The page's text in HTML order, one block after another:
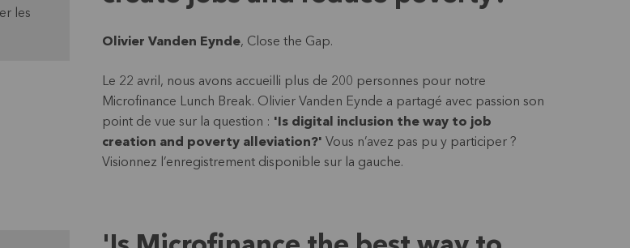
les
Olivier Vanden Eynde, Close the Gap.
Le 22 avril, nous avons accueilli plus de 200 personnes pour notre
Microfinance Lunch Break. Olivier Vanden Eynde a partagé avec passion son
point de vue sur la question : 'Is digital inclusion the way to job
creation and poverty alleviation?' Vous n’avez pas pu y participer ?
Visionnez l’enregistrement disponible sur la gauche.